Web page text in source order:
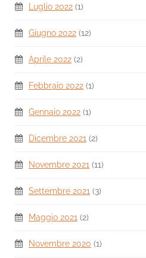
Luglio 2022 (1)
Giugno 2022 (12)
Aprile 2022 (2)
Febbraio 2022 (1)
Gennaio 2022 (1)
Dicembre 2021 (2)
Novembre 2021 (11)
Settembre 2021 (3)
Maggio 2021 (2)
Novembre 2020 (1)